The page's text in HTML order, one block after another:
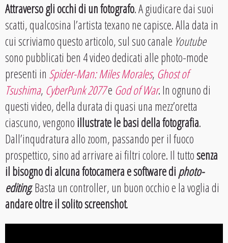
Attraverso gli occhi di un fotografo. A giudicare dai suoi
scatti, qualcosina l’artista texano ne capisce. Alla data in
cui scriviamo questo articolo, sul suo canale Youtube
sono pubblicati ben 4 video dedicati alle photo-mode
presenti in Spider-Man: Miles Morales, Ghost of
Tsushima, CyberPunk 2077e God of War. In ognuno di
questi video, della durata di quasi una mezz’oretta
ciascuno, vengonoillustrate le basi della fotografia.
Dall’inqudratura allo zoom, passando per il fuoco
prospettico, sino ad arrivare ai filtri colore. Il tuttosenza
il bisogno di alcuna fotocamera e software diphoto-
editing. Basta un controller, un buon occhio e la voglia di
andare oltre il solito screenshot.